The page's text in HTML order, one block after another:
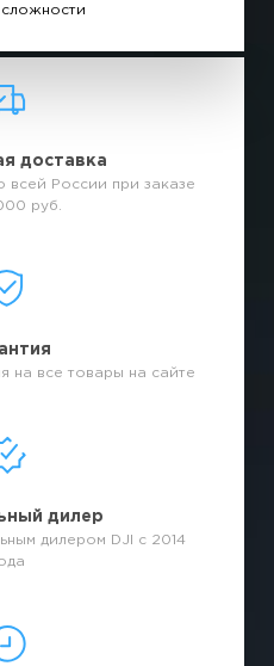
доставка
всей России при заказе
руб.
на все товары на сайте
дилер
дилером DJI с 2014